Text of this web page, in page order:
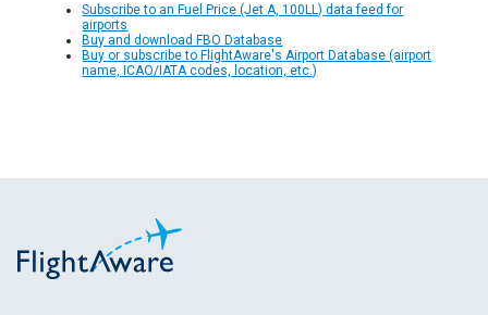
Subscribe to an Fuel Price (Jet A, 100LL) data feed for
airports
Buy and download FBO Database
Buy or subscribe to FlightAware's Airport Database (airport
name, ICAO/IATA codes, location, etc.)